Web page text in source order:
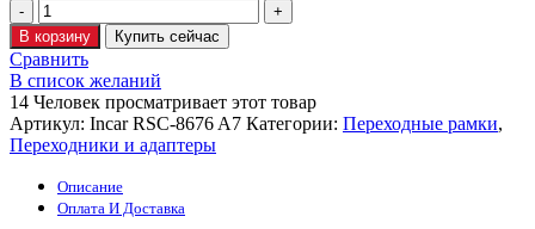
В корзину Купить сейчас
Сравнить
В список желаний
14 Человек просматривает этот товар
Артикул: Incar RSC-8676 A7 Категории: Переходные рамки,
Переходники и адаптеры
Описание
Оплата И Доставка